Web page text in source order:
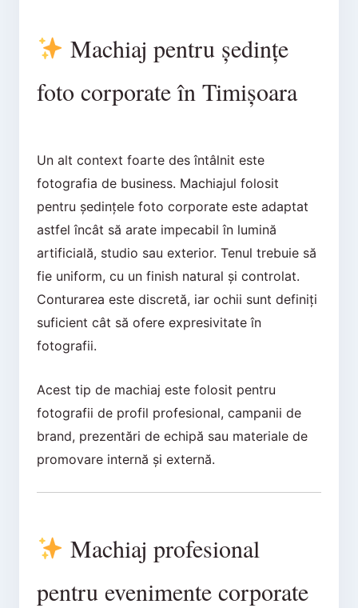
Machiaj pentru ședințe
foto corporate în Timișoara
Un alt context foarte des întâlnit este
fotografia de business. Machiajul folosit
pentru ședințele foto corporate este adaptat
astfel încât să arate impecabil în lumină
artificială, studio sau exterior. Tenul trebuie să
fie uniform, cu un finish natural și controlat.
Conturarea este discretă, iar ochii sunt definiți
suficient cât să ofere expresivitate în
fotografii.
Acest tip de machiaj este folosit pentru
fotografii de profil profesional, campanii de
brand, prezentări de echipă sau materiale de
promovare internă și externă.
Machiaj profesional
pentru evenimente corporate